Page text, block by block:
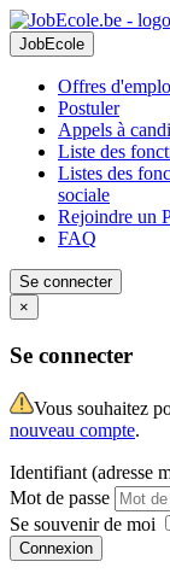
JobEcole
Offres
Postuler
Appels à
Liste des
Listes des
sociale
Rejoindre un
FAQ
Se connecter
×
Se connecter
Vous souhaitez
nouveau compte.
Identifiant (adresse
Mot de passe
Se souvenir de moi
Connexion